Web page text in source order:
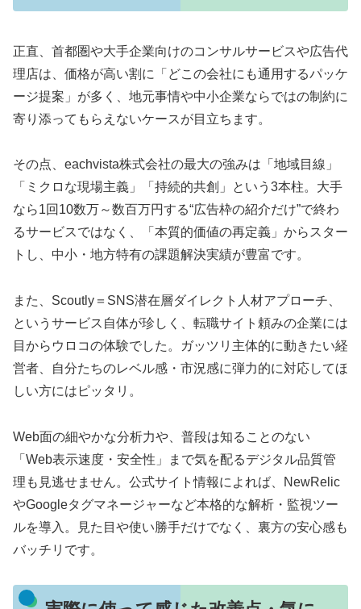
正直、首都圏や大手企業向けのコンサルサービスや広告代
理店は、価格が高い割に「どこの会社にも通用するパッケ
ージ提案」が多く、地元事情や中小企業ならではの制約に
寄り添ってもらえないケースが目立ちます。
その点、eachvista株式会社の最大の強みは「地域目線」
「ミクロな現場主義」「持続的共創」という3本柱。大手
なら1回10数万～数百万円する“広告枠の紹介だけ”で終わ
るサービスではなく、「本質的価値の再定義」からスター
トし、中小・地方特有の課題解決実績が豊富です。
また、Scoutly＝SNS潜在層ダイレクト人材アプローチ、
というサービス自体が珍しく、転職サイト頼みの企業には
目からウロコの体験でした。ガッツリ主体的に動きたい経
営者、自分たちのレベル感・市況感に弾力的に対応してほ
しい方にはピッタリ。
Web面の細やかな分析力や、普段は知ることのない
「Web表示速度・安全性」まで気を配るデジタル品質管
理も見逃せません。公式サイト情報によれば、NewRelic
やGoogleタグマネージャーなど本格的な解析・監視ツー
ルを導入。見た目や使い勝手だけでなく、裏方の安心感も
バッチリです。